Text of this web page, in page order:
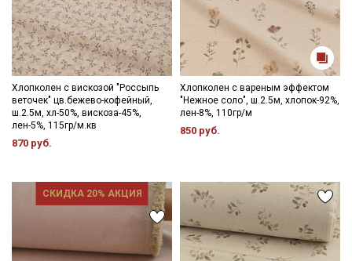
Хлопколен с вискозой "Россыпь
веточек" цв.бежево-кофейный,
ш.2.5м, хл-50%, вискоза-45%,
лен-5%, 115гр/м.кв
870 руб.
Хлопколен с вареным эффектом
"Нежное соло", ш.2.5м, хлопок-92%,
лен-8%, 110гр/м
850 руб.
СКИДКА 20% АКЦИЯ